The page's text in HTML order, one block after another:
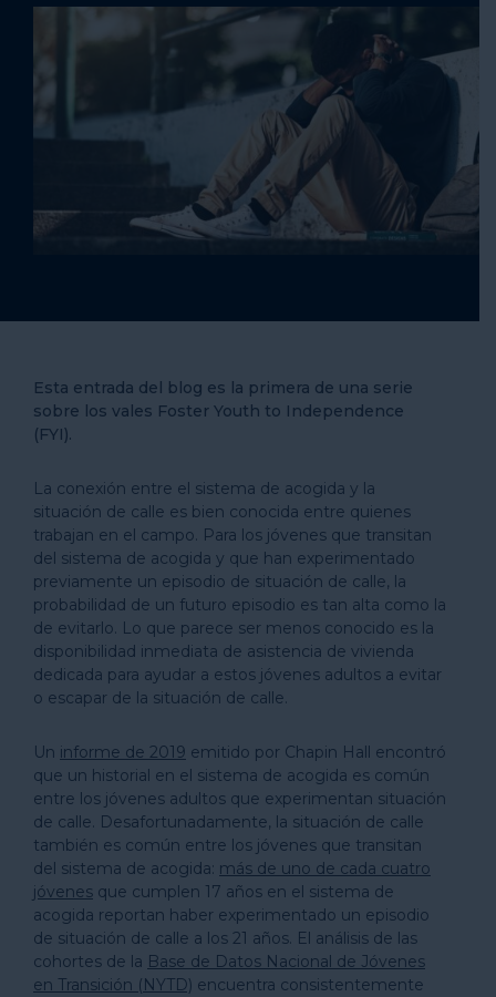
Esta entrada del blog es la primera de una serie
sobre los vales Foster Youth to Independence
(FYI).
La conexión entre el sistema de acogida y la
situación de calle es bien conocida entre quienes
trabajan en el campo. Para los jóvenes que transitan
del sistema de acogida y que han experimentado
previamente un episodio de situación de calle, la
probabilidad de un futuro episodio es tan alta como la
de evitarlo. Lo que parece ser menos conocido es la
disponibilidad inmediata de asistencia de vivienda
dedicada para ayudar a estos jóvenes adultos a evitar
o escapar de la situación de calle.
Un informe de 2019 emitido por Chapin Hall encontró
que un historial en el sistema de acogida es común
entre los jóvenes adultos que experimentan situación
de calle. Desafortunadamente, la situación de calle
también es común entre los jóvenes que transitan
del sistema de acogida: más de uno de cada cuatro
jóvenes que cumplen 17 años en el sistema de
acogida reportan haber experimentado un episodio
de situación de calle a los 21 años. El análisis de las
cohortes de la Base de Datos Nacional de Jóvenes
en Transición (NYTD) encuentra consistentemente